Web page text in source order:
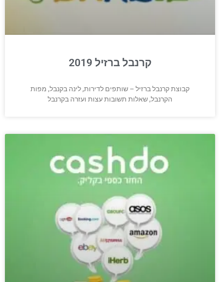
קרנבל ברזיל 2019
קבוצת קרנבל ברזיל – שותפים לדירות, לינה בקנבל, מפות
הקרנבל, שאלות תשובות עצות ועזרה בקרנבל